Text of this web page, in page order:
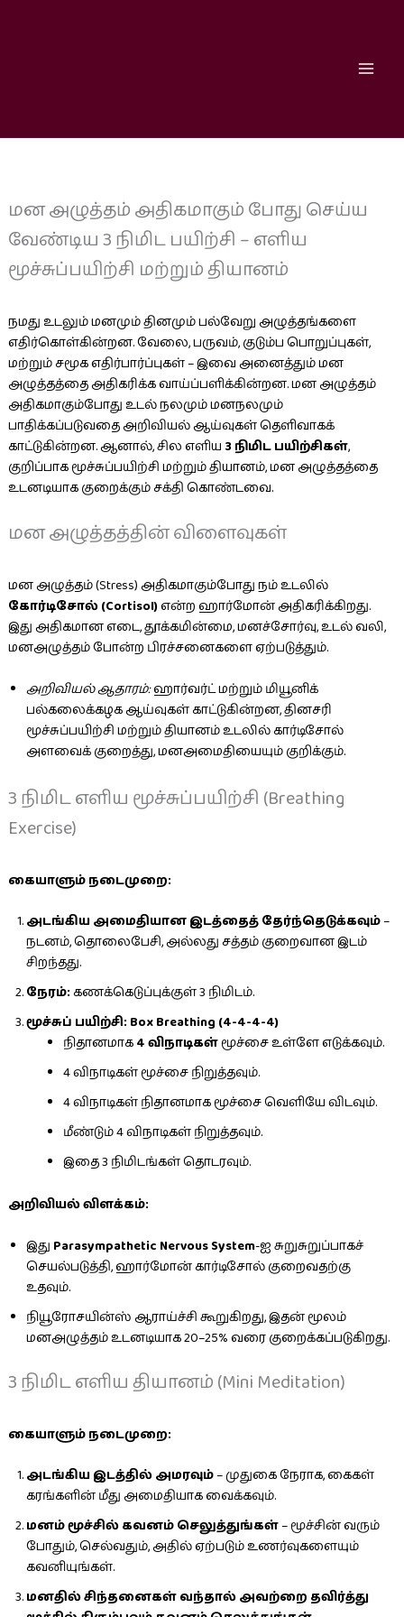
மன அழுத்தம் அதிகமாகும் போது செய்ய
வேண்டிய 3 நிமிட பயிற்சி – எளிய
மூச்சுப்பயிற்சி மற்றும் தியானம்
நமது உடலும் மனமும் தினமும் பல்வேறு அழுத்தங்களை
எதிர்கொள்கின்றன. வேலை, பருவம், குடும்ப பொறுப்புகள்,
மற்றும் சமூக எதிர்பார்ப்புகள் – இவை அனைத்தும் மன
அழுத்தத்தை அதிகரிக்க வாய்ப்பளிக்கின்றன. மன அழுத்தம்
அதிகமாகும்போது உடல் நலமும் மனநலமும்
பாதிக்கப்படுவதை அறிவியல் ஆய்வுகள் தெளிவாகக்
காட்டுகின்றன. ஆனால், சில எளிய 3 நிமிட பயிற்சிகள்,
குறிப்பாக மூச்சுப்பயிற்சி மற்றும் தியானம், மன அழுத்தத்தை
உடனடியாக குறைக்கும் சக்தி கொண்டவை.
மன அழுத்தத்தின் விளைவுகள்
மன அழுத்தம் (Stress) அதிகமாகும்போது நம் உடலில்
கோர்டிசோல் (Cortisol)என்ற ஹார்மோன் அதிகரிக்கிறது.
இது அதிகமான எடை, தூக்கமின்மை, மனச்சோர்வு, உடல் வலி,
மனஅழுத்தம் போன்ற பிரச்சனைகளை ஏற்படுத்தும்.
அறிவியல் ஆதாரம்:ஹார்வர்ட் மற்றும் மியூனிக்
பல்கலைக்கழக ஆய்வுகள் காட்டுகின்றன, தினசரி
மூச்சுப்பயிற்சி மற்றும் தியானம் உடலில் கார்டிசோல்
அளவைக் குறைத்து, மனஅமைதியையும் குறிக்கும்.
3 நிமிட எளிய மூச்சுப்பயிற்சி (Breathing
Exercise)
கையாளும் நடைமுறை:
அடங்கிய அமைதியான இடத்தைத் தேர்ந்தெடுக்கவும்–
நடனம், தொலைபேசி, அல்லது சத்தம் குறைவான இடம்
சிறந்தது.
நேரம்:கணக்கெடுப்புக்குள் 3 நிமிடம்.
மூச்சுப் பயிற்சி: Box Breathing (4-4-4-4)
நிதானமாக4 விநாடிகள்மூச்சை உள்ளே எடுக்கவும்.
4 விநாடிகள் மூச்சை நிறுத்தவும்.
4 விநாடிகள் நிதானமாக மூச்சை வெளியே விடவும்.
மீண்டும் 4 விநாடிகள் நிறுத்தவும்.
இதை 3 நிமிடங்கள் தொடரவும்.
அறிவியல் விளக்கம்:
இது Parasympathetic Nervous System-ஐ சுறுசுறுப்பாகச்
செயல்படுத்தி, ஹார்மோன் கார்டிசோல் குறைவதற்கு
உதவும்.
நியூரோசயின்ஸ் ஆராய்ச்சி கூறுகிறது, இதன் மூலம்
மனஅழுத்தம் உடனடியாக 20–25% வரை குறைக்கப்படுகிறது.
3 நிமிட எளிய தியானம் (Mini Meditation)
கையாளும் நடைமுறை:
அடங்கிய இடத்தில் அமரவும்– முதுகை நேராக, கைகள்
கரங்களின் மீது அமைதியாக வைக்கவும்.
மனம் மூச்சில் கவனம் செலுத்துங்கள்– மூச்சின் வரும்
போதும், செல்வதும், அதில் ஏற்படும் உணர்வுகளையும்
கவனியுங்கள்.
மனதில் சிந்தனைகள் வந்தால் அவற்றை தவிர்த்து